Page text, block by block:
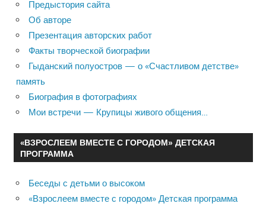
Предыстория сайта
Об авторе
Презентация авторских работ
Факты творческой биографии
Гыданский полуостров — о «Счастливом детстве»
память
Биография в фотографиях
Мои встречи — Крупицы живого общения…
«ВЗРОСЛЕЕМ ВМЕСТЕ С ГОРОДОМ» ДЕТСКАЯ
ПРОГРАММА
Беседы с детьми о высоком
«Взрослеем вместе с городом» Детская программа